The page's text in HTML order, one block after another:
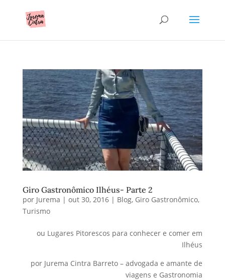
Giro Gastronômico Ilhéus- Parte 2
por Jurema | out 30, 2016| Blog, Giro Gastronômico,
Turismo
ou Lugares Pitorescos para conhecer e comer em
Ilhéus
por Jurema Cintra Barreto – advogada e amante de
viagens e Gastronomia